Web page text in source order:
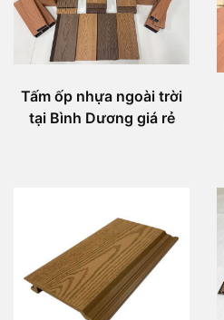
Tấm ốp nhựa ngoài trời
tại Bình Dương giá rẻ